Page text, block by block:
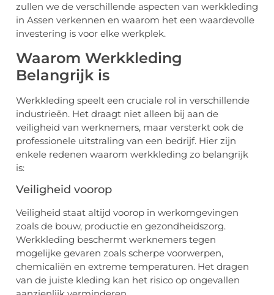
zullen we de verschillende aspecten van werkkleding
in Assen verkennen en waarom het een waardevolle
investering is voor elke werkplek.
Waarom Werkkleding
Belangrijk is
Werkkleding speelt een cruciale rol in verschillende
industrieën. Het draagt niet alleen bij aan de
veiligheid van werknemers, maar versterkt ook de
professionele uitstraling van een bedrijf. Hier zijn
enkele redenen waarom werkkleding zo belangrijk
is:
Veiligheid voorop
Veiligheid staat altijd voorop in werkomgevingen
zoals de bouw, productie en gezondheidszorg.
Werkkleding beschermt werknemers tegen
mogelijke gevaren zoals scherpe voorwerpen,
chemicaliën en extreme temperaturen. Het dragen
van de juiste kleding kan het risico op ongevallen